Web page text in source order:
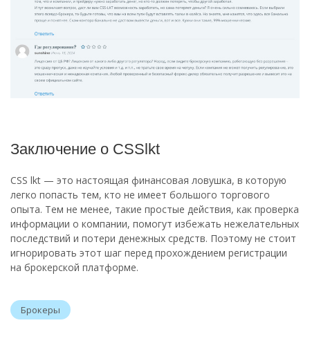
Заключение о CSSlkt
CSS lkt — это настоящая финансовая ловушка, в которую
легко попасть тем, кто не имеет большого торгового
опыта. Тем не менее, такие простые действия, как проверка
информации о компании, помогут избежать нежелательных
последствий и потери денежных средств. Поэтому не стоит
игнорировать этот шаг перед прохождением регистрации
на брокерской платформе.
Брокеры